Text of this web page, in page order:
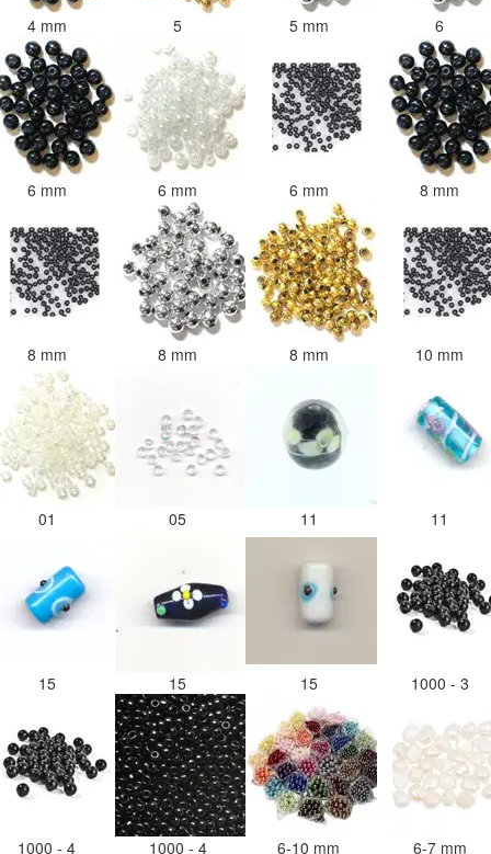
4 mm 5 5 mm 6
6 mm 6 mm 6 mm 8 mm
8 mm 8 mm 8 mm 10 mm
01 05 11 11
15 15 15 1000 - 3
1000 - 4 1000 - 4 6-10 mm 6-7 mm